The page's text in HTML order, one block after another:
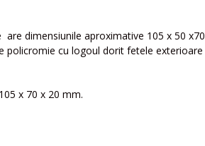
dimensiunile aproximative 105 x 50 x70
policromie cu logoul dorit fetele exterioare
x 70 x 20 mm.